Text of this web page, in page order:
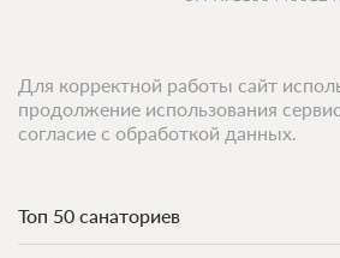
Топ 50 санаториев
Для корректной работы сайт
продолжение использования
согласие с обработкой данных.